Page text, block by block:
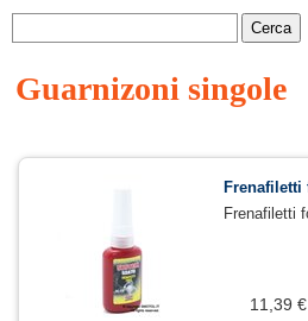
Guarnizoni singole
Frenafiletti
Frenafiletti
11,39 €